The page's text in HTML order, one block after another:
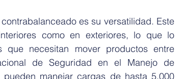
es su versatilidad. Este
como en exteriores, lo que lo
necesitan mover productos entre
de Seguridad en el Manejo de
manejar cargas de hasta 5,000